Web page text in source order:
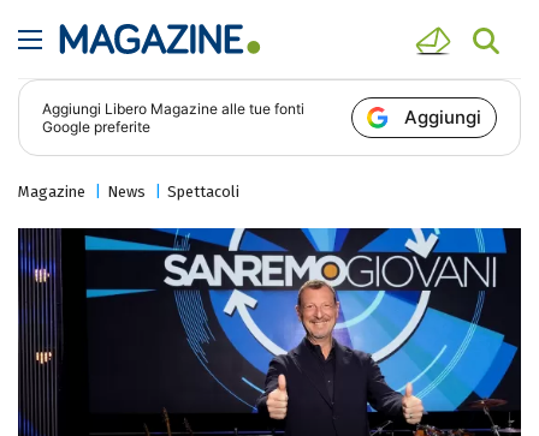
Aggiungi Libero Magazine alle tue fonti
Google preferite
Aggiungi
Magazine News Spettacoli